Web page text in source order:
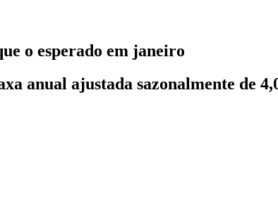
o esperado em janeiro
anual ajustada sazonalmente de